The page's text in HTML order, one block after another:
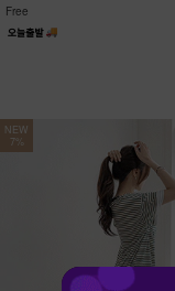
Free
NEW
7%